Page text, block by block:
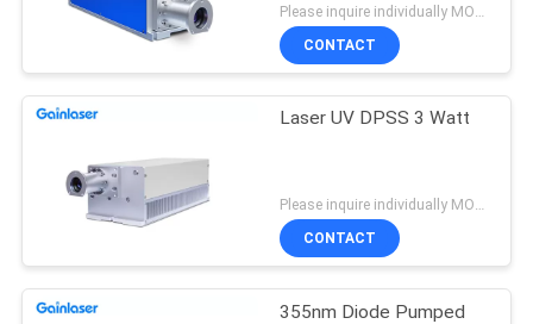
CONTACT
Laser UV DPSS 3 Watt
Please inquire individually MOQ:1
CONTACT
355nm Diode Pumped